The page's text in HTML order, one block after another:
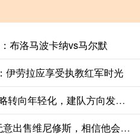
布洛马波卡纳vs马尔默
伊劳拉应享受执教红军时光
嘉创配资 TA：纽卡转会策略转向年轻化，建队方向发生转变
K线猎手 天空体育：皇马无意出售维尼修斯，相信他会续约